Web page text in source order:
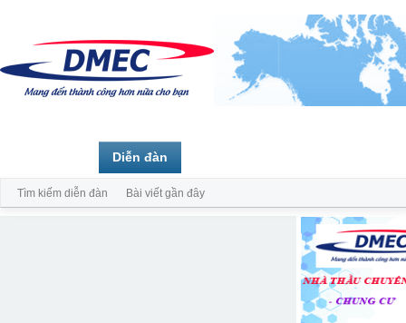
Diễn đàn
Tìm kiếm diễn đàn Bài viết gần đây